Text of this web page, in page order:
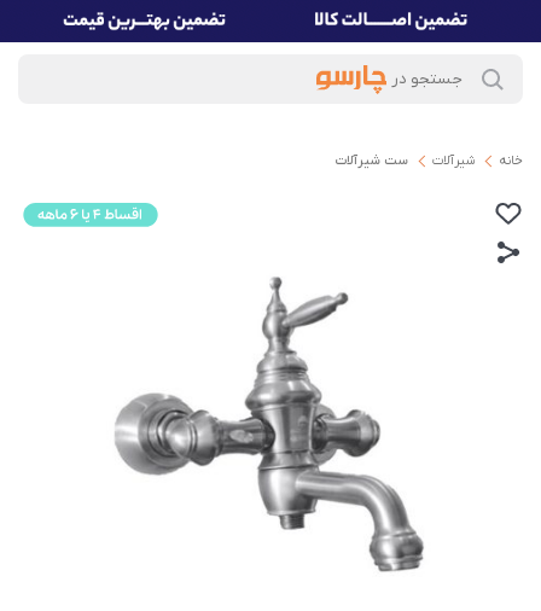
خانه شیرآلات ست شیرآلات